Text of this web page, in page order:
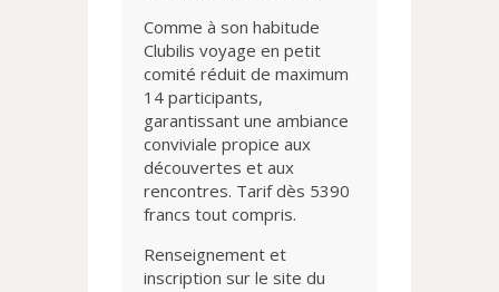
Comme à son habitude
Clubilis voyage en petit
comité réduit de maximum
14 participants,
garantissant une ambiance
conviviale propice aux
découvertes et aux
rencontres. Tarif dès 5390
francs tout compris.
Renseignement et
inscription sur le site du